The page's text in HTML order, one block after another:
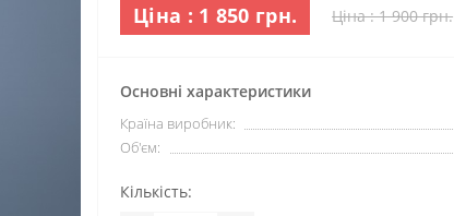
Ціна : 1 850 грн. Ціна : 1 900 грн.
Основні характеристики
Країна виробник:
Об'єм:
Кількість: